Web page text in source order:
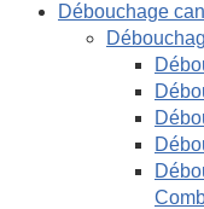
Débouchage